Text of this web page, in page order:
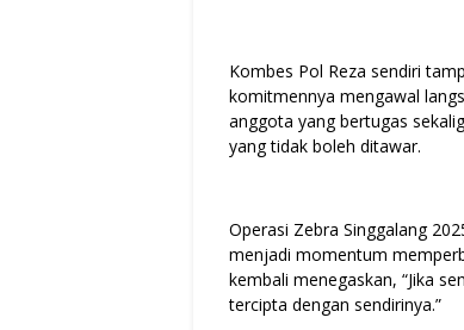
Kombes Pol Reza sendiri
komitmennya mengawal
anggota yang bertugas
yang tidak boleh ditawar.
Operasi Zebra Singgalang
menjadi momentum
kembali menegaskan, “Jika
tercipta dengan sendirinya.”